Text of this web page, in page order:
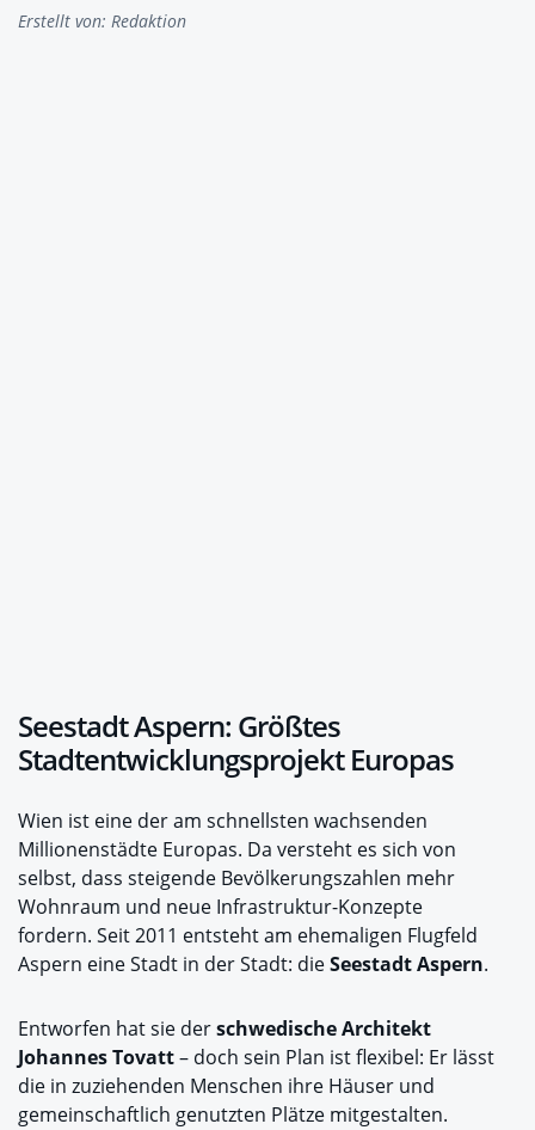
Erstellt von: Redaktion
Seestadt Aspern: Größtes
Stadtentwicklungsprojekt Europas
Wien ist eine der am schnellsten wachsenden
Millionenstädte Europas. Da versteht es sich von
selbst, dass steigende Bevölkerungszahlen mehr
Wohnraum und neue Infrastruktur-Konzepte
fordern. Seit 2011 entsteht am ehemaligen Flugfeld
Aspern eine Stadt in der Stadt: dieSeestadt Aspern.
Entworfen hat sie derschwedische Architekt
Johannes Tovatt– doch sein Plan ist flexibel: Er lässt
die in zuziehenden Menschen ihre Häuser und
gemeinschaftlich genutzten Plätze mitgestalten.